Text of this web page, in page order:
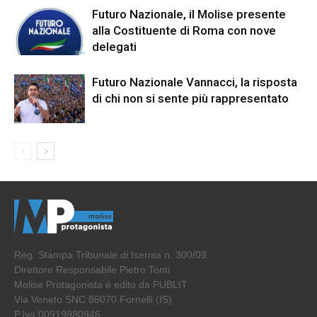
Futuro Nazionale, il Molise presente
alla Costituente di Roma con nove
delegati
Futuro Nazionale Vannacci, la risposta
di chi non si sente più rappresentato
Reg. Stampa Tribunale di Isernia n. 300/09
Direttore Responsabile Pietro Tonti
Molise Protagonista è edito da PUBLIT
Via Veneto SNC 86070 Fornelli (IS)
P.Iva 00919980946